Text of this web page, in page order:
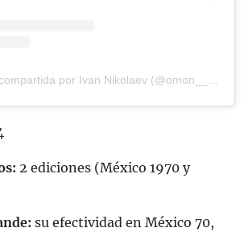
2 ediciones (México 1970 y
su efectividad en México 70,